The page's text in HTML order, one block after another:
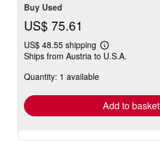
Buy Used
US$ 75.61
US$ 48.55 shipping
Learn
more
Ships from Austria to U.S.A.
Quantity: 1 available
Add to basket